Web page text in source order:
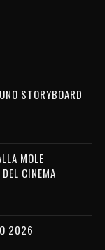
STORYBOARD
MOLE
CINEMA
2026